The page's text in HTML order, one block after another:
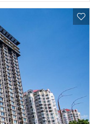
окремі дві
санвузол з
будинку.
автономність.
ліфтів,
гарантує
укриттям